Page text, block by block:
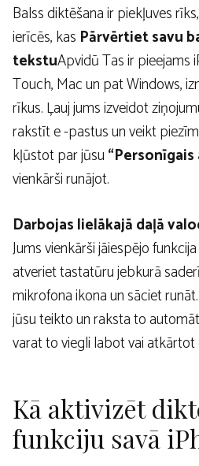
Balss diktēšana ir piekļuves
ierīcēs, kas Pārvērtiet savu
tekstuApvidū Tas ir pieejams
Touch, Mac un pat Windows,
rīkus. Ļauj jums izveidot
rakstīt e -pastus un veikt
kļūstot par jūsu
vienkārši runājot.
Darbojas lielākajā daļā
Jums vienkārši jāiespējo
atveriet tastatūru jebkurā
mikrofona ikona un sāciet
jūsu teikto un raksta to
varat to viegli labot vai atkārtot
Kā aktivizēt
funkciju savā